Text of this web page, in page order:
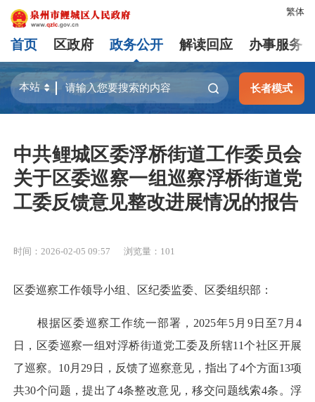
繁体
首页 区政府 政务公开 解读回应 办事服务
长者模式
中共鲤城区委浮桥街道工作委员会
关于区委巡察一组巡察浮桥街道党
工委反馈意见整改进展情况的报告
时间：2026-02-05 09:57 浏览量： 101
区委巡察工作领导小组、区纪委监委、区委组织部：
根据区委巡察工作统一部署，2025年5月9日至7月4
日，区委巡察一组对浮桥街道党工委及所辖11个社区开展
了巡察。10月29日，反馈了巡察意见，指出了4个方面13项
共30个问题，提出了4条整改意见，移交问题线索4条。浮